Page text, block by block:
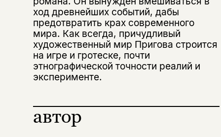
ход древнейших событий, дабы
предотвратить крах современного
мира. Как всегда, причудливый
художественный мир Пригова строится
на игре и гротеске, почти
этнографической точности реалий и
эксперименте.
автор
Подписка на рассылку
Раз в неделю мы отправляем рассылку
о книгах и событиях «НЛО».
Этой книги временно
нет в продаже.
Вы можете подписаться на
уведомления, и при поступлении книги
на склад получить письмо на указанный